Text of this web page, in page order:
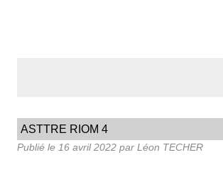
ASTTRE RIOM 4
Publié le 16 avril 2022 par Léon TECHER